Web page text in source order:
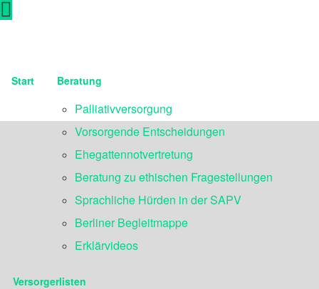
Start Beratung
Palliativversorgung
Vorsorgende Entscheidungen
Ehegattennotvertretung
Beratung zu ethischen Fragestellungen
Sprachliche Hürden in der SAPV
Berliner Begleitmappe
Erklärvideos
Versorgerlisten